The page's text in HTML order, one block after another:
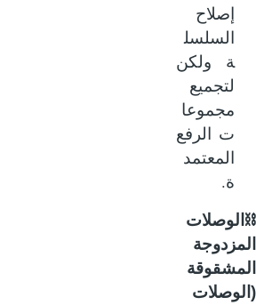
إصلاح
السلسل
ة ولكن
لتجميع
مجموعا
ت الرفع
المعتمد